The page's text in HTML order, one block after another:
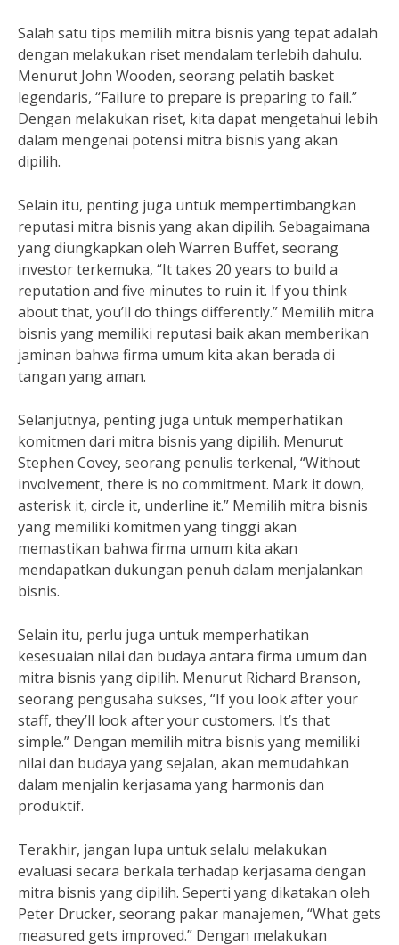
Salah satu tips memilih mitra bisnis yang tepat adalah
dengan melakukan riset mendalam terlebih dahulu.
Menurut John Wooden, seorang pelatih basket
legendaris, “Failure to prepare is preparing to fail.”
Dengan melakukan riset, kita dapat mengetahui lebih
dalam mengenai potensi mitra bisnis yang akan
dipilih.
Selain itu, penting juga untuk mempertimbangkan
reputasi mitra bisnis yang akan dipilih. Sebagaimana
yang diungkapkan oleh Warren Buffet, seorang
investor terkemuka, “It takes 20 years to build a
reputation and five minutes to ruin it. If you think
about that, you’ll do things differently.” Memilih mitra
bisnis yang memiliki reputasi baik akan memberikan
jaminan bahwa firma umum kita akan berada di
tangan yang aman.
Selanjutnya, penting juga untuk memperhatikan
komitmen dari mitra bisnis yang dipilih. Menurut
Stephen Covey, seorang penulis terkenal, “Without
involvement, there is no commitment. Mark it down,
asterisk it, circle it, underline it.” Memilih mitra bisnis
yang memiliki komitmen yang tinggi akan
memastikan bahwa firma umum kita akan
mendapatkan dukungan penuh dalam menjalankan
bisnis.
Selain itu, perlu juga untuk memperhatikan
kesesuaian nilai dan budaya antara firma umum dan
mitra bisnis yang dipilih. Menurut Richard Branson,
seorang pengusaha sukses, “If you look after your
staff, they’ll look after your customers. It’s that
simple.” Dengan memilih mitra bisnis yang memiliki
nilai dan budaya yang sejalan, akan memudahkan
dalam menjalin kerjasama yang harmonis dan
produktif.
Terakhir, jangan lupa untuk selalu melakukan
evaluasi secara berkala terhadap kerjasama dengan
mitra bisnis yang dipilih. Seperti yang dikatakan oleh
Peter Drucker, seorang pakar manajemen, “What gets
measured gets improved.” Dengan melakukan